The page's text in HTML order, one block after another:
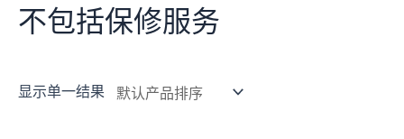
不包括保修服务
显示单一结果